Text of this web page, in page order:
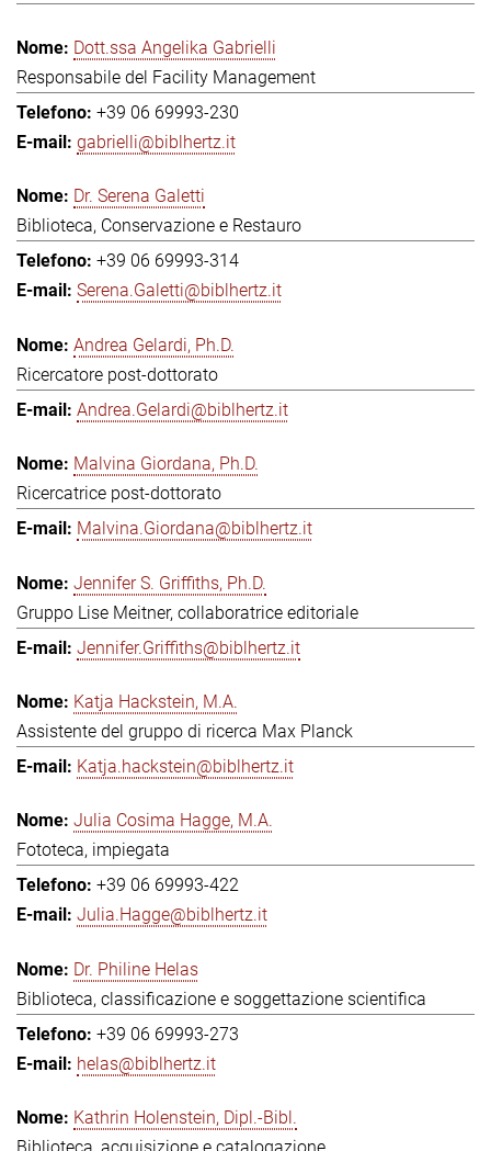
Dott.ssa Angelika Gabrielli
Responsabile del Facility Management
+39 06 69993-230
gabrielli@biblhertz.it
Dr. Serena Galetti
Biblioteca, Conservazione e Restauro
+39 06 69993-314
Serena.Galetti@biblhertz.it
Andrea Gelardi, Ph.D.
Ricercatore post-dottorato
Andrea.Gelardi@biblhertz.it
Malvina Giordana, Ph.D.
Ricercatrice post-dottorato
Malvina.Giordana@biblhertz.it
Jennifer S. Griffiths, Ph.D.
Gruppo Lise Meitner, collaboratrice editoriale
Jennifer.Griffiths@biblhertz.it
Katja Hackstein, M.A.
Assistente del gruppo di ricerca Max Planck
Katja.hackstein@biblhertz.it
Julia Cosima Hagge, M.A.
Fototeca, impiegata
+39 06 69993-422
Julia.Hagge@biblhertz.it
Dr. Philine Helas
Biblioteca, classificazione e soggettazione scientifica
+39 06 69993-273
helas@biblhertz.it
Kathrin Holenstein, Dipl.-Bibl.